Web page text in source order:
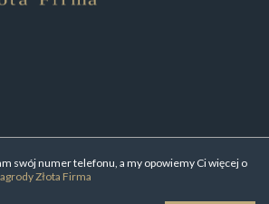
swój numer telefonu, a my opowiemy Ci więcej o
Złota Firma